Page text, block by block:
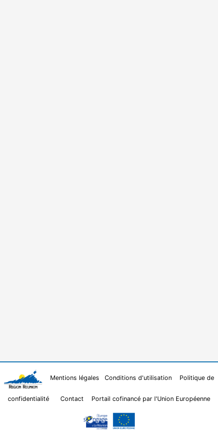
Mentions légales Conditions d'utilisation Politique de
confidentialité Contact Portail cofinancé par l'Union Européenne